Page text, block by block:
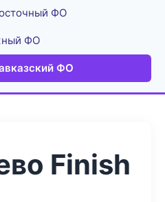
ФО
ФО
ФО
Finish